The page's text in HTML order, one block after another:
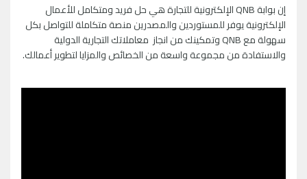
إن بوابة QNB الإلكترونية للتجارة هي حل فريد ومتكامل للأعمال
الإلكترونية يوفر للمستوردين والمصدرين منصة متكاملة للتواصل بكل
سهولة
مع QNB وتمكينك من انجاز معاملاتك التجارية الدولية
والاستفادة من مجموعة واسعة من الخصائص والمزايا لتطوير أعمالك.